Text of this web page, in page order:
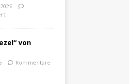
von
Kommentare